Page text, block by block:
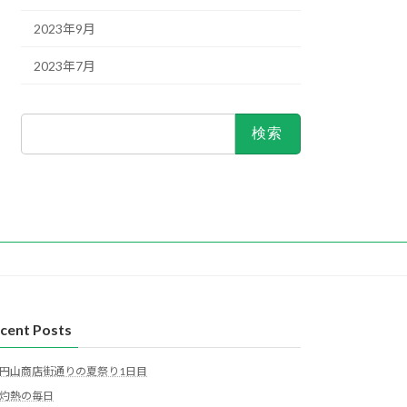
2023年9月
2023年7月
Posts
円山商店街通りの夏祭り1日目
灼熱の毎日